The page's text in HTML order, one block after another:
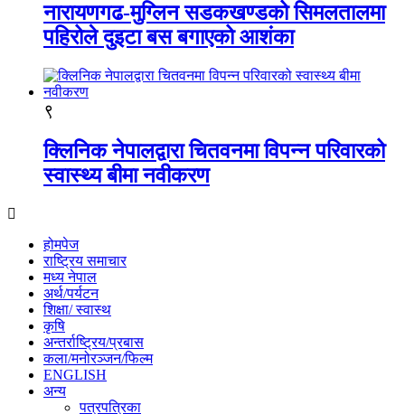
नारायणगढ-मुग्लिन सडकखण्डको सिमलतालमा
पहिरोले दुइटा बस बगाएको आशंका
९
क्लिनिक नेपालद्वारा चितवनमा विपन्न परिवारको
स्वास्थ्य बीमा नवीकरण
होमपेज
राष्ट्रिय समाचार
मध्य नेपाल
अर्थ/पर्यटन
शिक्षा/ स्वास्थ
कृषि
अन्तर्राष्ट्रिय/प्रबास
कला/मनोरञ्जन/फिल्म
ENGLISH
अन्य
पत्रपत्रिका